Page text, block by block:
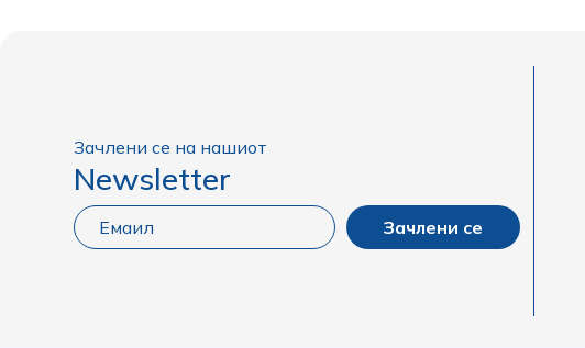
Зачлени се на нашиот
Newsletter
Зачлени се